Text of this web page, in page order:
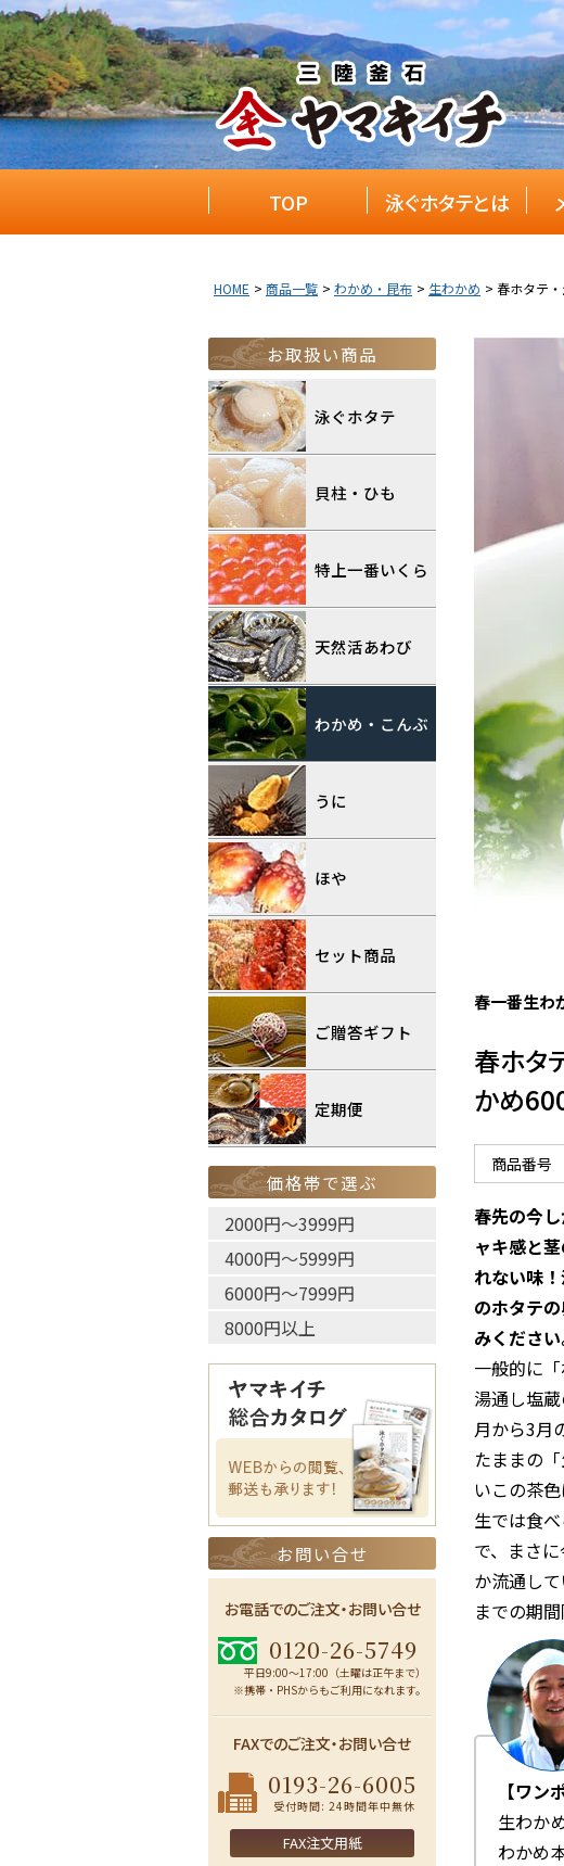
TOP 泳ぐホタテとは
HOME 商品一覧 わかめ・昆布 生わかめ 春ホタテ
春一番生わ
春ホタ
かめ
商品番号
春先の今
ャキ感と
れない味
のホタテ
みくださ
一般的に
湯通し塩
月から3月
たままの
いこの茶
生では食
で、まさ
か流通し
までの期
【ワン
生わか
わかめ
お取扱い商品
泳ぐホタテ
貝柱・ひも
特上一番いくら
天然活あわび
わかめ・こんぶ
うに
ほや
セット商品
ご贈答ギフト
定期便
価格帯で選ぶ
2000円〜3999円
4000円〜5999円
6000円〜7999円
8000円以上
お問い合せ
お電話でのご注文・お問い合せ
0120-26-5749
平日9:00〜17:00（土曜は正午まで）
※携帯・PHSからもご利用になれます。
FAXでのご注文・お問い合せ
0193-26-6005
受付時間: 24時間年中無休
FAX注文用紙